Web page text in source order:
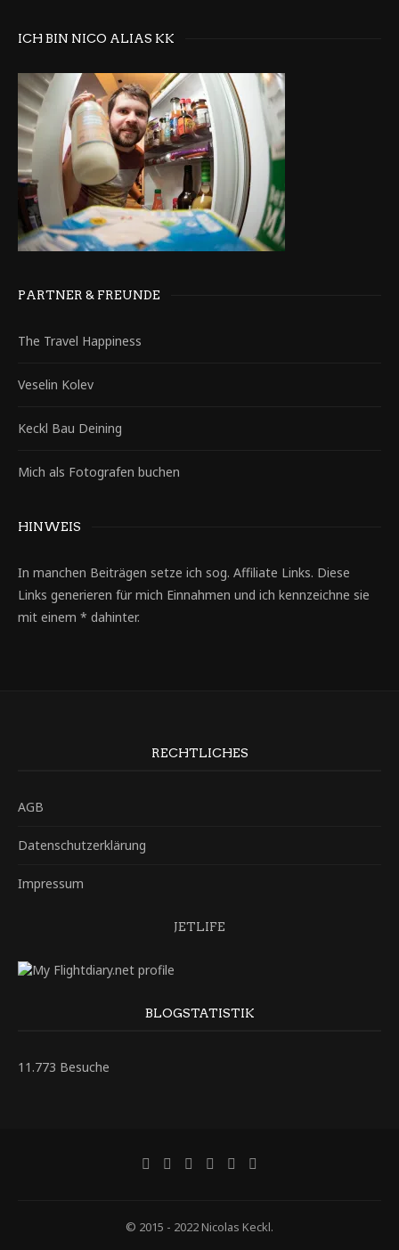
ICH BIN NICO ALIAS KK
PARTNER & FREUNDE
The Travel Happiness
Veselin Kolev
Keckl Bau Deining
Mich als Fotografen buchen
HINWEIS
In manchen Beiträgen setze ich sog. Affiliate Links. Diese
Links generieren für mich Einnahmen und ich kennzeichne sie
mit einem * dahinter.
RECHTLICHES
AGB
Datenschutzerklärung
Impressum
JETLIFE
BLOGSTATISTIK
11.773 Besuche
© 2015 - 2022 Nicolas Keckl.